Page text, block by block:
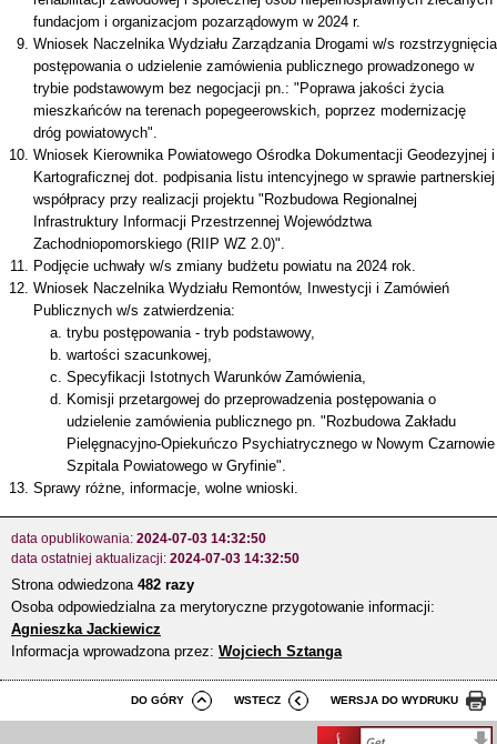
fundacjom i organizacjom pozarządowym w 2024 r.
Wniosek Naczelnika Wydziału Zarządzania Drogami w/s rozstrzygnięcia
postępowania o udzielenie zamówienia publicznego prowadzonego w
trybie podstawowym bez negocjacji pn.: "Poprawa jakości życia
mieszkańców na terenach popegeerowskich, poprzez modernizację
dróg powiatowych".
Wniosek Kierownika Powiatowego Ośrodka Dokumentacji Geodezyjnej i
Kartograficznej dot. podpisania listu intencyjnego w sprawie partnerskiej
współpracy przy realizacji projektu "Rozbudowa Regionalnej
Infrastruktury Informacji Przestrzennej Województwa
Zachodniopomorskiego (RIIP WZ 2.0)".
Podjęcie uchwały w/s zmiany budżetu powiatu na 2024 rok.
Wniosek Naczelnika Wydziału Remontów, Inwestycji i Zamówień
Publicznych w/s zatwierdzenia:
trybu postępowania - tryb podstawowy,
wartości szacunkowej,
Specyfikacji Istotnych Warunków Zamówienia,
Komisji przetargowej do przeprowadzenia postępowania o
udzielenie zamówienia publicznego pn. "Rozbudowa Zakładu
Pielęgnacyjno-Opiekuńczo Psychiatrycznego w Nowym Czarnowie
Szpitala Powiatowego w Gryfinie".
Sprawy różne, informacje, wolne wnioski.
data opublikowania: 2024-07-03 14:32:50
data ostatniej aktualizacji: 2024-07-03 14:32:50
Strona odwiedzona 482 razy
Osoba odpowiedzialna za merytoryczne przygotowanie informacji:
Agnieszka Jackiewicz
Informacja wprowadzona przez: Wojciech Sztanga
DO GÓRY WSTECZ WERSJA DO WYDRUKU